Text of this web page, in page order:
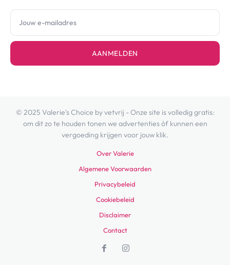
AANMELDEN
© 2025 Valerie's Choice by vetvrij - Onze site is volledig gratis:
om dit zo te houden tonen we advertenties óf kunnen een
vergoeding krijgen voor jouw klik.
Over Valerie
Algemene Voorwaarden
Privacybeleid
Cookiebeleid
Disclaimer
Contact